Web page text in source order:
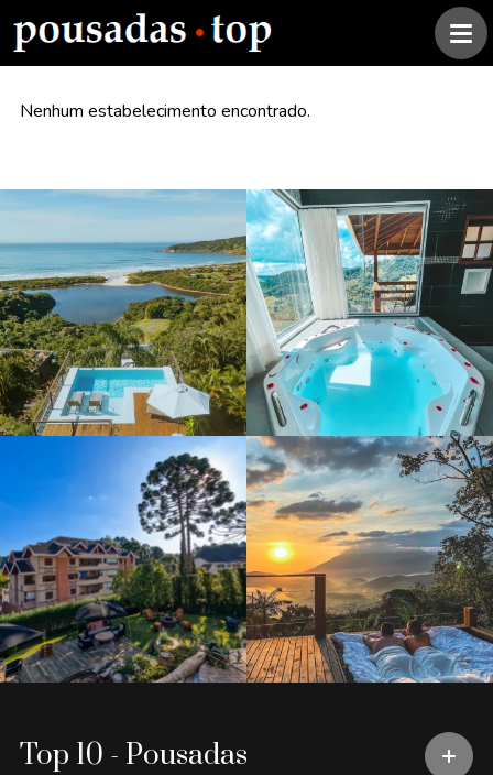
Nenhum estabelecimento encontrado.
Top 10 - Pousadas